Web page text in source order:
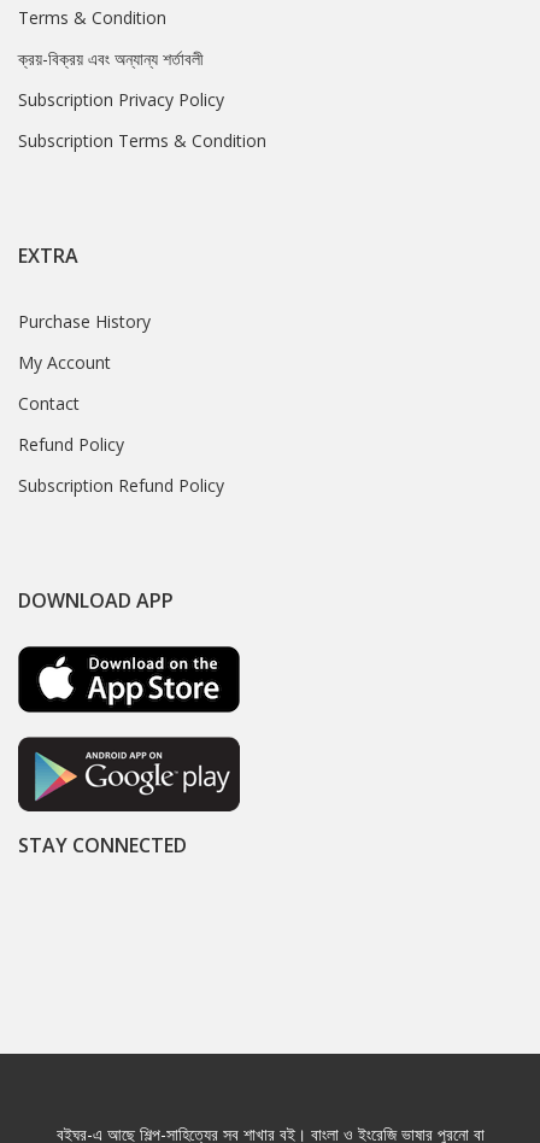
Terms & Condition
ক্রয়-বিক্রয় এবং অন্যান্য শর্তাবলী
Subscription Privacy Policy
Subscription Terms & Condition
EXTRA
Purchase History
My Account
Contact
Refund Policy
Subscription Refund Policy
DOWNLOAD APP
STAY CONNECTED
বইঘর-এ আছে শিল্প-সাহিত্যের সব শাখার বই। বাংলা ও ইংরেজি ভাষার পুরনো বা